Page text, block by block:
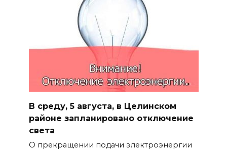
В среду, 5 августа, в Целинском
районе запланировано отключение
света
О прекращении подачи электроэнергии